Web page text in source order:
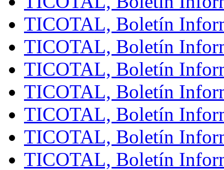
TICOTAL, Boletín
TICOTAL, Boletín
TICOTAL, Boletín
TICOTAL, Boletín
TICOTAL, Boletín
TICOTAL, Boletín
TICOTAL, Boletín